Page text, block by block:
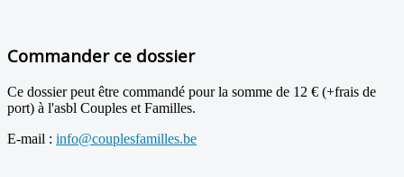
Commander ce dossier
Ce dossier peut être commandé pour la somme de 12 € (+frais de
port) à l'asbl Couples et Familles.
E-mail : info@couplesfamilles.be